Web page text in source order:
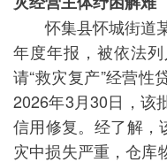
怀集县怀城街道某
年度年报，被依法
请“救灾复产”经营性
2026年3月30日，该
信用修复。经了解，
灾中损失严重，仓库